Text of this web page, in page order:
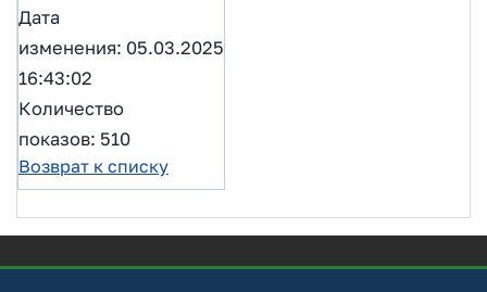
Дата
изменения: 05.03.2025
16:43:02
Количество
показов: 510
Возврат к списку